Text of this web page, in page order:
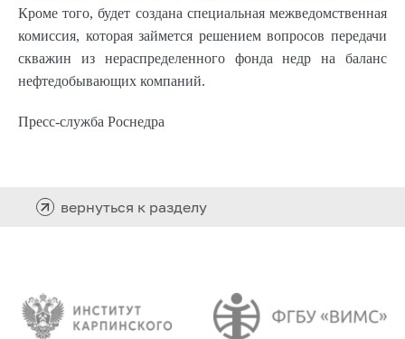
Кроме того, будет создана специальная межведомственная
комиссия, которая займется решением вопросов передачи
скважин из нераспределенного фонда недр на баланс
нефтедобывающих компаний.
Пресс-служба Роснедра
вернуться к разделу